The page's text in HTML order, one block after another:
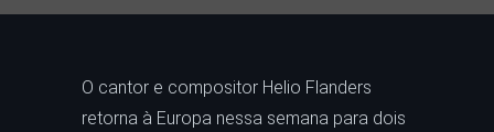
O cantor e compositor Helio Flanders
retorna à Europa nessa semana para dois